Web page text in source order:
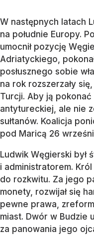
W następnych latach
na południe Europy.
umocnił pozycję
Adriatyckiego,
posłusznego sobie
na rok rozszerzały
Turcji. Aby ją
antytureckiej, ale nie
sułtanów. Koalicja
pod Maricą 26
Ludwik Węgierski był
i administratorem.
do rozkwitu. Za jego
monety, rozwijał się
pewne prawa,
miast. Dwór w Budzie
za panowania jego